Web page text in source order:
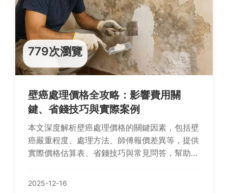
779次瀏覽
壁癌處理價格全攻略：影響費用關
鍵、省錢技巧與實際案例
本文深度解析壁癌處理價格的關鍵因素，包括壁
癌嚴重程度、處理方法、師傅報價差異等，提供
實際價格估算表、省錢技巧與常見問答，幫助您
2025-12-16